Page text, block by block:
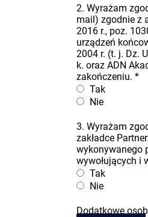
2. Wyrażam
mail) zgodnie z
2016 r., poz.
urządzeń
2004 r. (t. j. Dz.
k. oraz ADN
zakończeniu. *
Tak
Nie
3. Wyrażam
zakładce
wykonywanego
wywołujących i
Tak
Nie
Dodatkowe